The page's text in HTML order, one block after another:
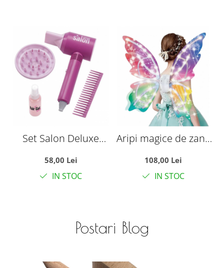
Set Salon Deluxe
58,00 Lei
IN STOC
Aripi magice de zana
luminoase si cu
vibratii
108,00 Lei
IN STOC
Postari Blog